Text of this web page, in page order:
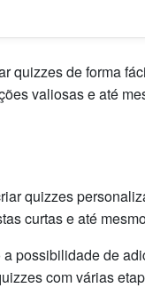
quizzes de forma
valiosas e até
quizzes
curtas e até
possibilidade de
com várias